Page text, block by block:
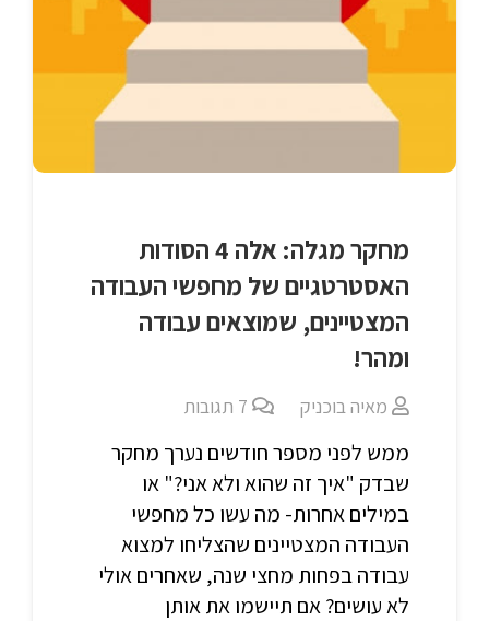
מחקר מגלה: אלה 4 הסודות
האסטרטגיים של מחפשי העבודה
המצטיינים, שמוצאים עבודה
ומהר!
מאיה בוכניק 7 תגובות
ממש לפני מספר חודשים נערך מחקר
שבדק "איך זה שהוא ולא אני?" או
במילים אחרות- מה עשו כל מחפשי
העבודה המצטיינים שהצליחו למצוא
עבודה בפחות מחצי שנה, שאחרים אולי
לא עושים? אם תיישמו את אותן